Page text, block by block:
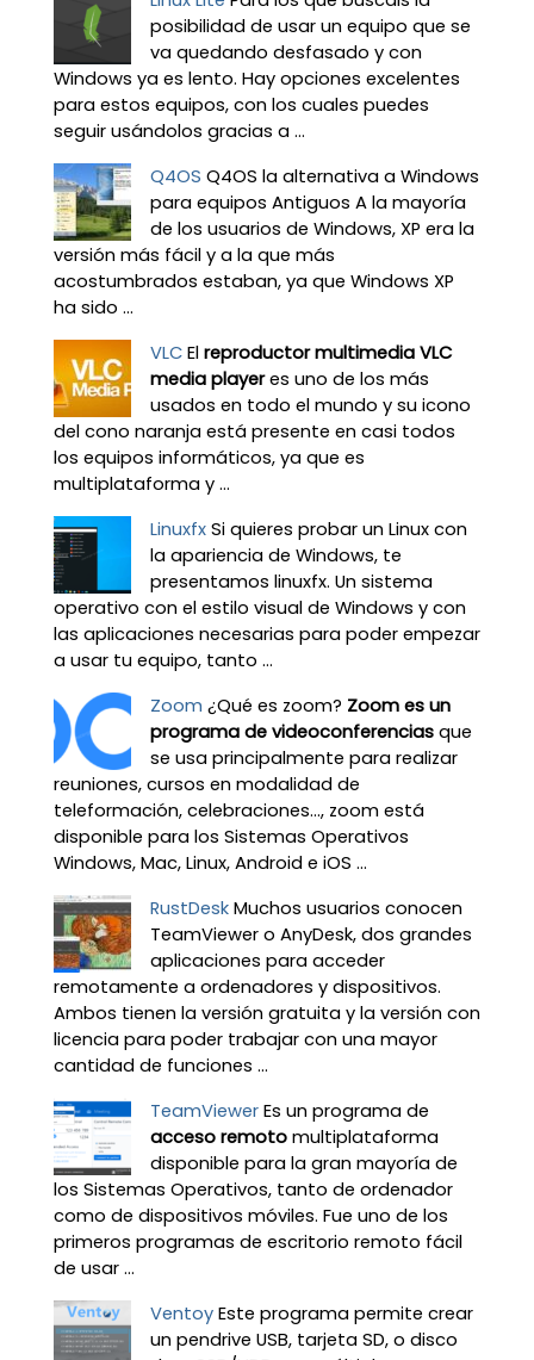
posibilidad de usar un equipo que se
va quedando desfasado y con
Windows ya es lento. Hay opciones excelentes
para estos equipos, con los cuales puedes
seguir usándolos gracias a ...
Q4OS Q4OS la alternativa a Windows
para equipos Antiguos A la mayoría
de los usuarios de Windows, XP era la
versión más fácil y a la que más
acostumbrados estaban, ya que Windows XP
ha sido ...
VLC El reproductor multimedia VLC
media playeres uno de los más
usados en todo el mundo y su icono
del cono naranja está presente en casi todos
los equipos informáticos, ya que es
multiplataforma y ...
Linuxfx Si quieres probar un Linux con
la apariencia de Windows, te
presentamos linuxfx. Un sistema
operativo con el estilo visual de Windows y con
las aplicaciones necesarias para poder empezar
a usar tu equipo, tanto ...
Zoom ¿Qué es zoom? Zoom es un
programa de videoconferenciasque
se usa principalmente para realizar
reuniones, cursos en modalidad de
teleformación, celebraciones…, zoom está
disponible para los Sistemas Operativos
Windows, Mac, Linux, Android e iOS ...
RustDesk Muchos usuarios conocen
TeamViewer o AnyDesk, dos grandes
aplicaciones para acceder
remotamente a ordenadores y dispositivos.
Ambos tienen la versión gratuita y la versión con
licencia para poder trabajar con una mayor
cantidad de funciones ...
TeamViewer Es un programa de
acceso remotomultiplataforma
disponible para la gran mayoría de
los Sistemas Operativos, tanto de ordenador
como de dispositivos móviles. Fue uno de los
primeros programas de escritorio remoto fácil
de usar ...
Ventoy Este programa permite crear
un pendrive USB, tarjeta SD, o disco